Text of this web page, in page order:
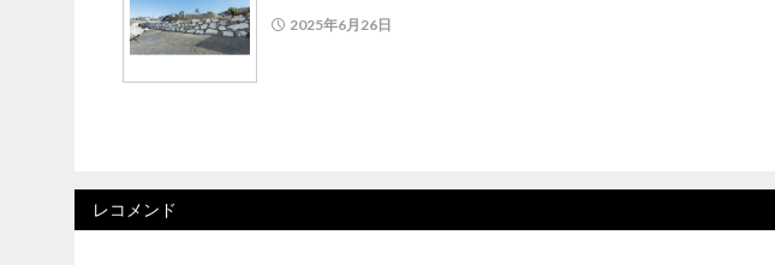
2025年6月26日
レコメンド